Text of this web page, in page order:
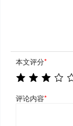
本文评分*
评论内容*